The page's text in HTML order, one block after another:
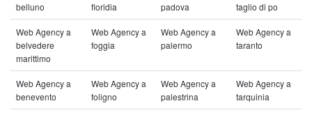
belluno
floridia
padova
taglio di po
Web Agency a
belvedere
marittimo
Web Agency a
foggia
Web Agency a
palermo
Web Agency a
taranto
Web Agency a
benevento
Web Agency a
foligno
Web Agency a
palestrina
Web Agency a
tarquinia